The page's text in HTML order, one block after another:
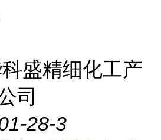
盛精细化工产
司
28-3